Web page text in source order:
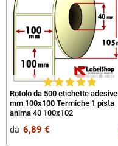
Rotolo da 500 etichette adesive
mm 100x100 Termiche 1 pista
anima 40 100x102
da‎ ‎ 6,89 €